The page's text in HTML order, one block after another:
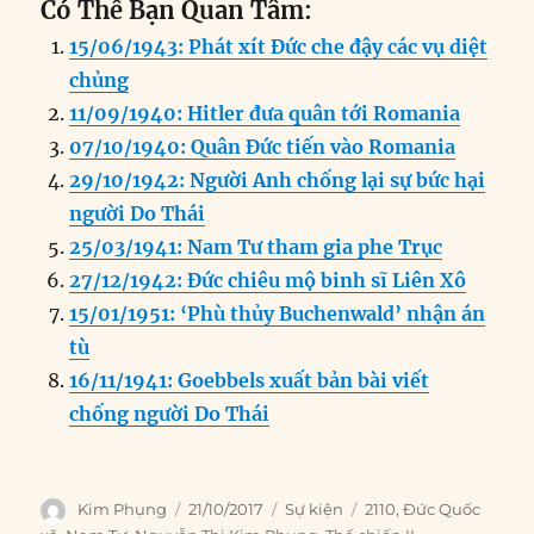
c
e
b
o
o
k
k
e
d
I
n
ai
l
ss
e
n
g
er
at
s
A
p
p
e
g
r
a
m
n
t
a
re
Có Thể Bạn Quan Tâm:
15/06/1943: Phát xít Đức che đậy các vụ diệt
chủng
11/09/1940: Hitler đưa quân tới Romania
07/10/1940: Quân Đức tiến vào Romania
29/10/1942: Người Anh chống lại sự bức hại
người Do Thái
25/03/1941: Nam Tư tham gia phe Trục
27/12/1942: Đức chiêu mộ binh sĩ Liên Xô
15/01/1951: ‘Phù thủy Buchenwald’ nhận án
tù
16/11/1941: Goebbels xuất bản bài viết
chống người Do Thái
Author
Kim Phụng
Posted
21/10/2017 Categories
Sự kiện Tags
2110,Đức Quốc